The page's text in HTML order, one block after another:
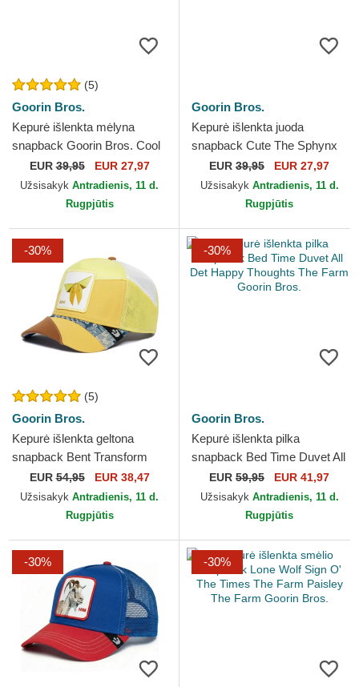
(5)
Goorin Bros.
Kepurė išlenkta mėlyna
snapback Goorin Bros. Cool
Cat Luxury Moon The Farm
Blue Hat The Farm...
EUR39,95 EUR 27,97
Užsisakyk Antradienis, 11 d.
Rugpjūtis
Goorin Bros.
Kepurė išlenkta juoda
snapback Cute The Sphynx
Sport The Farm Goorin Bros.
EUR 39,95 EUR 27,97
Užsisakyk Antradienis, 11 d.
Rugpjūtis
-30%
(5)
Goorin Bros.
Kepurė išlenkta geltona
snapback Bent Transform
Farmigami The Farm Goorin
Bros.
EUR54,95 EUR 38,47
Užsisakyk Antradienis, 11 d.
Rugpjūtis
-30%
Goorin Bros.
Kepurė išlenkta pilka
snapback Bed Time Duvet All
Det Happy Thoughts The
Farm Goorin Bros.
EUR 59,95 EUR 41,97
Užsisakyk Antradienis, 11 d.
Rugpjūtis
-30% -30%